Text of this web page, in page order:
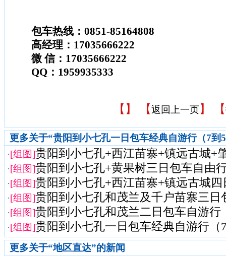
包车热线：0851-85164808
高经理：17035666222
微 信：17035666222
QQ：1959935333
【 】 【返回上一页】 【
更多关于“贵阳到小七孔一日包车经典自游行（7到
·[组图]贵阳到小七孔+西江苗寨+镇远古城+
·[组图]贵阳到小七孔+黄果树三日包车自由
·[组图]贵阳到小七孔+西江苗寨+镇远古城四
·[组图]贵阳到小七孔和茂兰及千户苗寨三日
·[组图]贵阳到小七孔和茂兰二日包车自游行
·[组图]贵阳到小七孔一日包车经典自游行（
更多关于“地区直达”的新闻